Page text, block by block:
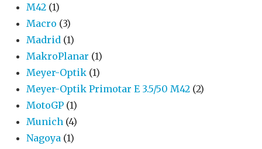
M42 (1)
Macro (3)
Madrid (1)
MakroPlanar (1)
Meyer-Optik (1)
Meyer-Optik Primotar E 3.5/50 M42 (2)
MotoGP (1)
Munich (4)
Nagoya (1)